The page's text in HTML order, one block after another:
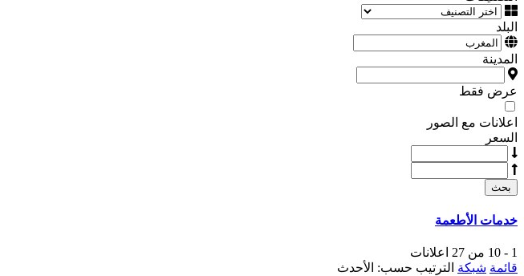
البلد
المدينة
عرض فقط
اعلانات مع الصور
السعر
بحث
خدمات الأطعمة
1 - 10 من 27 اعلانات
قائمة شبكة الترتيب حسب: الأحدث